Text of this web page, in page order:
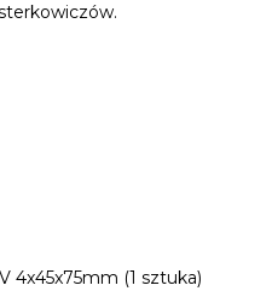
4x45x75mm (1 sztuka)